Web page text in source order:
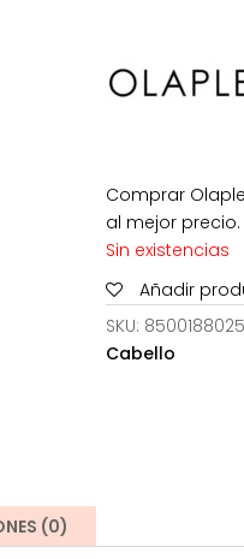
Comprar
al mejor precio.
Sin existencias
Añadir
SKU:
Cabello
(0)